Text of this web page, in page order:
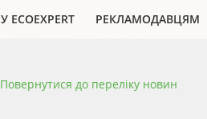
РЕКЛАМОДАВЦЯМ
Повернутися до переліку новин